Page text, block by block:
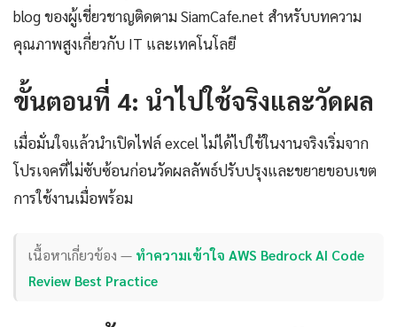
blog ของผู้เชี่ยวชาญติดตาม SiamCafe.net สำหรับบทความ
คุณภาพสูงเกี่ยวกับ IT และเทคโนโลยี
ขั้นตอนที่ 4: นำไปใช้จริงและวัดผล
เมื่อมั่นใจแล้วนำเปิดไฟล์ excel ไม่ได้ไปใช้ในงานจริงเริ่มจาก
โปรเจคที่ไม่ซับซ้อนก่อนวัดผลลัพธ์ปรับปรุงและขยายขอบเขต
การใช้งานเมื่อพร้อม
เนื้อหาเกี่ยวข้อง — ทำความเข้าใจ AWS Bedrock AI Code
Review Best Practice